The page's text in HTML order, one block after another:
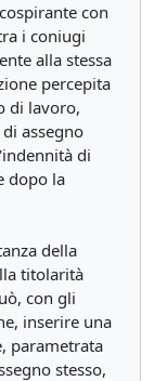
con
i coniugi
alla stessa
percepita
di lavoro,
assegno
di
dopo la
della
titolarità
con gli
inserire una
parametrata
stesso,